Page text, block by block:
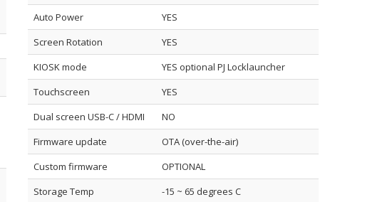
Auto Power
YES
Screen Rotation
YES
KIOSK mode
YES optional PJ Locklauncher
Touchscreen
YES
Dual screen USB-C / HDMI
NO
Firmware update
OTA (over-the-air)
Custom firmware
OPTIONAL
Storage Temp
-15 ~ 65 degrees C